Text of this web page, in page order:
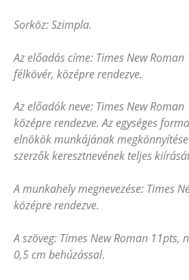
Sorköz: Szimpla.
Az előadás címe: Times New Roman
félkövér, középre rendezve.
Az előadók neve: Times New Roman
középre rendezve. Az egységes
elnökök munkájának
szerzők keresztnevének teljes
A munkahely megnevezése: Times
középre rendezve.
A szöveg: Times New Roman 11pts,
0,5 cm behúzással.